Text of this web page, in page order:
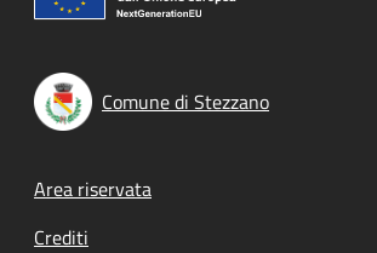
Comune di Stezzano
Footer menu
Area riservata
Crediti